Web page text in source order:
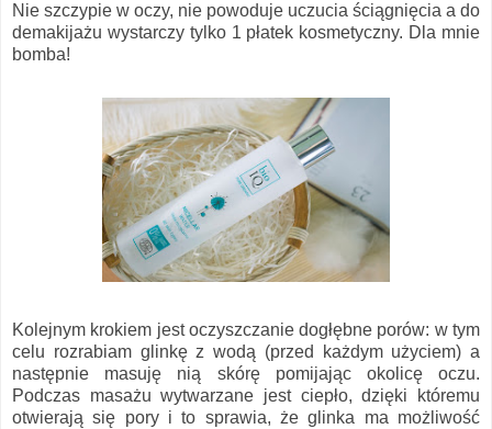
Nie szczypie w oczy, nie powoduje uczucia ściągnięcia a do
demakijażu wystarczy tylko 1 płatek kosmetyczny. Dla mnie
bomba!
Kolejnym krokiem jest oczyszczanie dogłębne porów: w tym
celu rozrabiam glinkę z wodą (przed każdym użyciem) a
następnie masuję nią skórę pomijając okolicę oczu.
Podczas masażu wytwarzane jest ciepło, dzięki któremu
otwierają się pory i to sprawia, że glinka ma możliwość